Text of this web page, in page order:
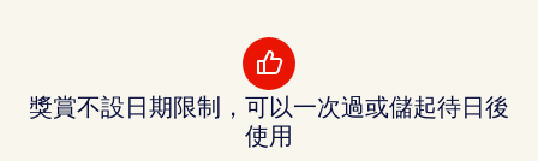
獎賞不設日期限制，可以一次過或儲起待日後
使用